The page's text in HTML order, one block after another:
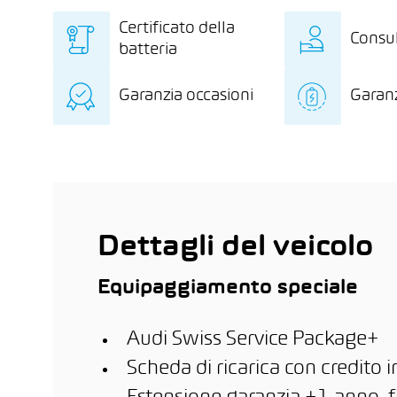
Certificato della
batteria
indipendente con
Garanzia occasioni
per
Dettagli del veicolo
Equipaggiamento speciale
Audi Swiss Service Package+
Scheda di ricarica con credito